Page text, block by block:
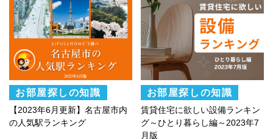
お部屋探しの知識
【2023年6月更新】名古屋市内
の人気駅ランキング
お部屋探しの知識
賃貸住宅に欲しい設備ランキン
グ～ひとり暮らし編～2023年7
月版